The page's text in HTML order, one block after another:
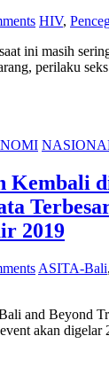
HIV,
ini masih
perilaku seks
Kembali
2019
ASITA-Bali,
and Beyond
akan digelar